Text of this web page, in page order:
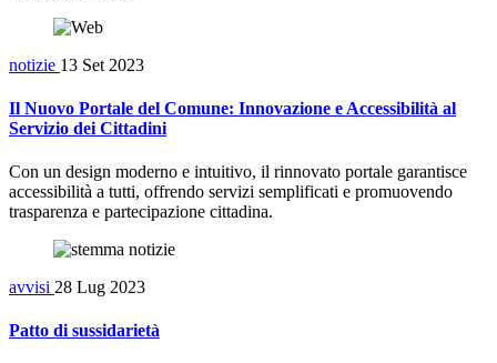
notizie 13 Set 2023
Il Nuovo Portale del Comune: Innovazione e Accessibilità al
Servizio dei Cittadini
Con un design moderno e intuitivo, il rinnovato portale garantisce
accessibilità a tutti, offrendo servizi semplificati e promuovendo
trasparenza e partecipazione cittadina.
avvisi 28 Lug 2023
Patto di sussidarietà